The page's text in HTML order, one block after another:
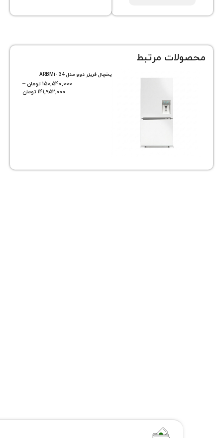
مرتبط
یخچال فریزر دوو مدل ARBMi- 34
تومان–
تومان